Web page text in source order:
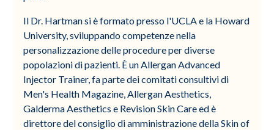
Il Dr. Hartman si è formato presso l'UCLA e la Howard
University, sviluppando competenze nella
personalizzazione delle procedure per diverse
popolazioni di pazienti. È un Allergan Advanced
Injector Trainer, fa parte dei comitati consultivi di
Men's Health Magazine, Allergan Aesthetics,
Galderma Aesthetics e Revision Skin Care ed è
direttore del consiglio di amministrazione della Skin of